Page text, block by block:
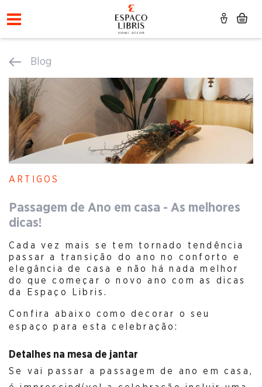
Blog
ARTIGOS
Passagem de Ano em casa - As melhores
dicas!
Cada vez mais se tem tornado tendência
passar a transição do ano no conforto e
elegância de casa e não há nada melhor
do que começar o novo ano com as dicas
da Espaço Libris.
Confira abaixo como decorar o seu
espaço para esta celebração:
Detalhes na mesa de jantar
Se vai passar a passagem de ano em casa,